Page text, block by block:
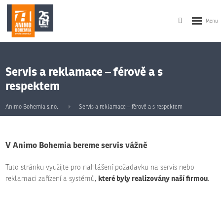
Servis a reklamace – férově a s
respektem
Animo Bohemia s.r.o. Servis a reklamace – férově a s respektem
V Animo Bohemia bereme servis vážně
Tuto stránku využijte pro nahlášení požadavku na servis nebo
reklamaci zařízení a systémů, které byly realizovány naší firmou.